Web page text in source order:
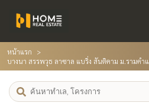
หน้าแรก
บางนา สรรพวุธ ลาซาล แบริ่ง สันติคาม ม.รามคำ